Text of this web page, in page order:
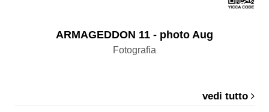
ARMAGEDDON 11 - photo Aug
Fotografia
vedi tutto